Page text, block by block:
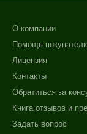
Форма выпуска
Уровень SPF
SPF 20
О компании
Помощь
Лицензия
Контакты
Обратиться за
Книга отзывов и
Задать вопрос